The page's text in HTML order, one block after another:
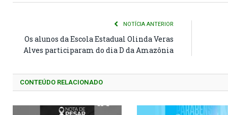
NOTÍCIA ANTERIOR
Os alunos da Escola Estadual Olinda Veras
Alves participaram do dia D da Amazônia
CONTEÚDO RELACIONADO